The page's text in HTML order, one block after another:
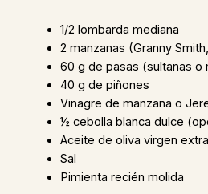
1/2 lombarda mediana
2 manzanas (Granny
60 g de pasas (sultanas o
40 g de piñones
Vinagre de manzana o
½ cebolla blanca dulce
Aceite de oliva virgen extra
Sal
Pimienta recién molida